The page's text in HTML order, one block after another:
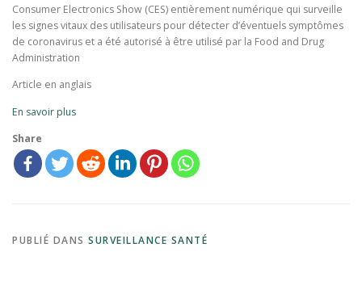
Consumer Electronics Show (CES) entièrement numérique qui surveille
les signes vitaux des utilisateurs pour détecter d’éventuels symptômes
de coronavirus et a été autorisé à être utilisé par la Food and Drug
Administration
Article en anglais
En savoir plus
Share
PUBLIÉ DANS SURVEILLANCE SANTÉ